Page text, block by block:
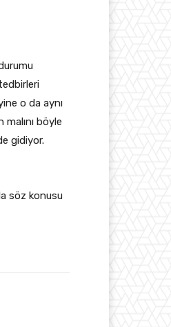
o da aynı
böyle
gidiyor.
söz konusu